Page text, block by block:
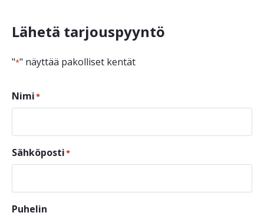
Lähetä tarjouspyyntö
"*" näyttää pakolliset kentät
Nimi*
Sähköposti*
Puhelin